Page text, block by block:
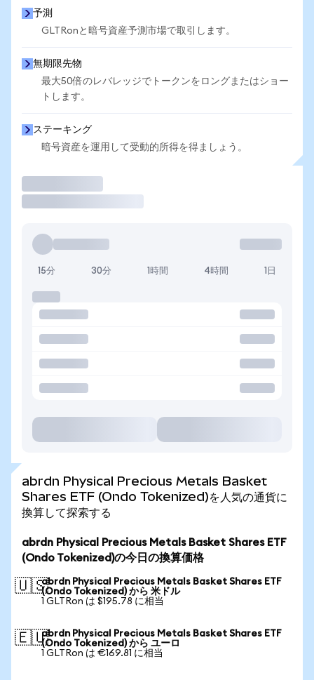
予測
GLTRonと暗号資産予測市場で取引します。
無期限先物
最大50倍のレバレッジでトークンをロングまたはショー
トします。
ステーキング
暗号資産を運用して受動的所得を得ましょう。
15分 30分 1時間 4時間 1日
abrdn Physical Precious Metals Basket
Shares ETF (Ondo Tokenized)を人気の通貨に
換算して探索する
abrdn Physical Precious Metals Basket Shares ETF
(Ondo Tokenized)の今日の換算価格
🇺🇸abrdn Physical Precious Metals Basket Shares ETF
(Ondo Tokenized) から 米ドル
1 GLTRon は $195.78 に相当
🇪🇺abrdn Physical Precious Metals Basket Shares ETF
(Ondo Tokenized) から ユーロ
1 GLTRon は €169.81 に相当